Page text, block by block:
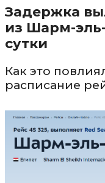
Задержка
из Шарм-
сутки
Как это
расписание